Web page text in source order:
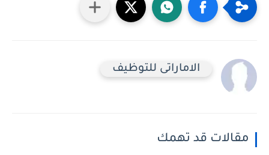
الاماراتى للتوظيف
مقالات قد تهمك